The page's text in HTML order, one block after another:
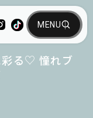
彩る♡ 憧れブ